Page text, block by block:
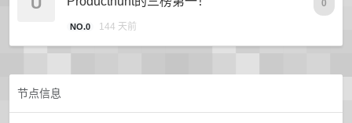
NO.0 144 天前
0
节点信息